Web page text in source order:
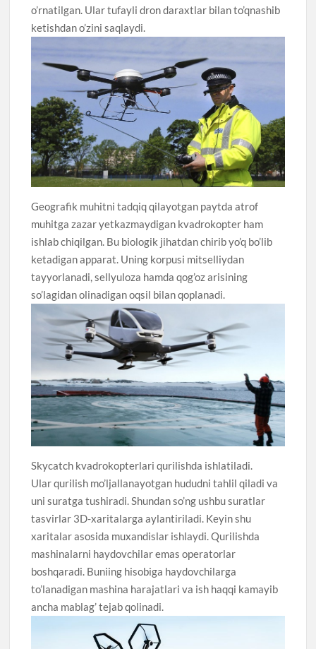
o’rnatilgan. Ular tufayli dron daraxtlar bilan to’qnashib
ketishdan o’zini saqlaydi.
Geografik muhitni tadqiq qilayotgan paytda atrof
muhitga zazar yetkazmaydigan kvadrokopter ham
ishlab chiqilgan. Bu biologik jihatdan chirib yo’q bo’lib
ketadigan apparat. Uning korpusi mitselliydan
tayyorlanadi, sellyuloza hamda qog’oz arisining
so’lagidan olinadigan oqsil bilan qoplanadi.
Skycatch kvadrokopterlari qurilishda ishlatiladi.
Ular qurilish mo’ljallanayotgan hududni tahlil qiladi va
uni suratga tushiradi. Shundan so’ng ushbu suratlar
tasvirlar 3D-xaritalarga aylantiriladi. Keyin shu
xaritalar asosida muxandislar ishlaydi. Qurilishda
mashinalarni haydovchilar emas operatorlar
boshqaradi. Buniing hisobiga haydovchilarga
to’lanadigan mashina harajatlari va ish haqqi kamayib
ancha mablag’ tejab qolinadi.